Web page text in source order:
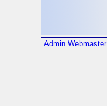
Admin Webmaster